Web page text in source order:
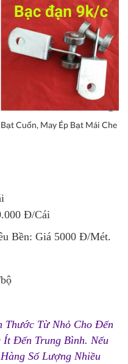
Cuốn, May Ép Bạt Mái Che
Đ/Cái
Bền: Giá 5000 Đ/Mét.
Thước Từ Nhỏ Cho Đến
Ít Đến Trung Bình. Nếu
Số Lượng Nhiều